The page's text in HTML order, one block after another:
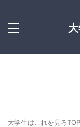
大学生はこれを見ろTOP